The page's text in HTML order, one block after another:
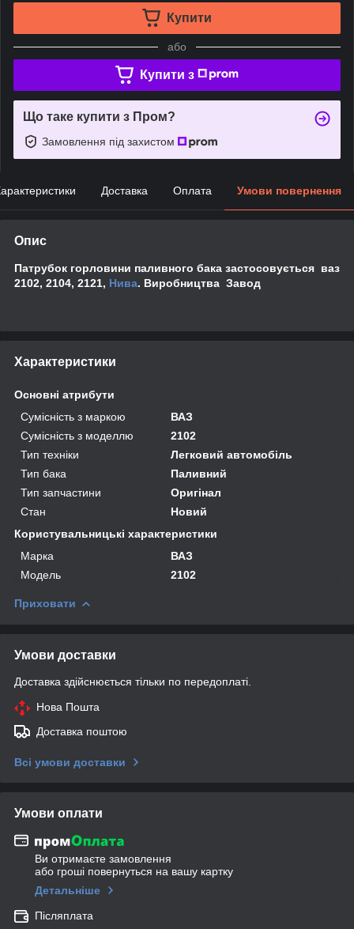
Купити
або
Купити з
Що таке купити з Пром?
Замовлення під захистом
Доставка Оплата Умови повернення
Опис
Патрубок горловини паливного бака застосовується ваз
2102, 2104, 2121, Нива. Виробництва Завод
Характеристики
Основні атрибути
Сумісність з маркою
ВАЗ
Сумісність з моделлю
2102
Тип техніки
Легковий автомобіль
Тип бака
Паливний
Тип запчастини
Оригінал
Стан
Новий
Користувальницькі характеристики
Марка
ВАЗ
Модель
2102
Приховати
Умови доставки
Доставка здійснюється тільки по передоплаті.
Нова Пошта
Доставка поштою
Всі умови доставки
Умови оплати
Ви отримаєте замовлення
або гроші повернуться на вашу картку
Детальніше
Післяплата